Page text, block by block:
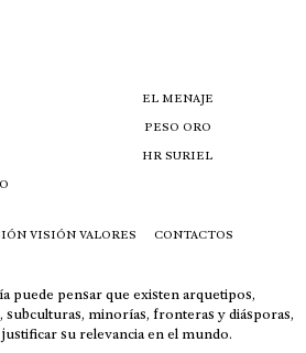
EL MENAJE
PESO ORO
HR SURIEL
VISIÓN VALORES CONTACTOS
puede pensar que existen arquetipos,
subculturas, minorías, fronteras y diásporas,
su relevancia en el mundo.